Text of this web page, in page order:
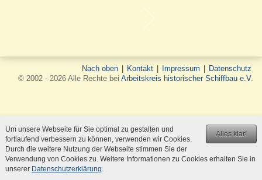
Nach oben Kontakt Impressum
Datenschutz
© 2002 - 2026 Alle Rechte bei Arbeitskreis historischer Schiffbau e.V.
Alles klar!
Um unsere Webseite für Sie optimal zu gestalten und
fortlaufend verbessern zu können, verwenden wir Cookies.
Durch die weitere Nutzung der Webseite stimmen Sie der
Verwendung von Cookies zu. Weitere Informationen zu Cookies erhalten Sie in
unserer Datenschutzerklärung